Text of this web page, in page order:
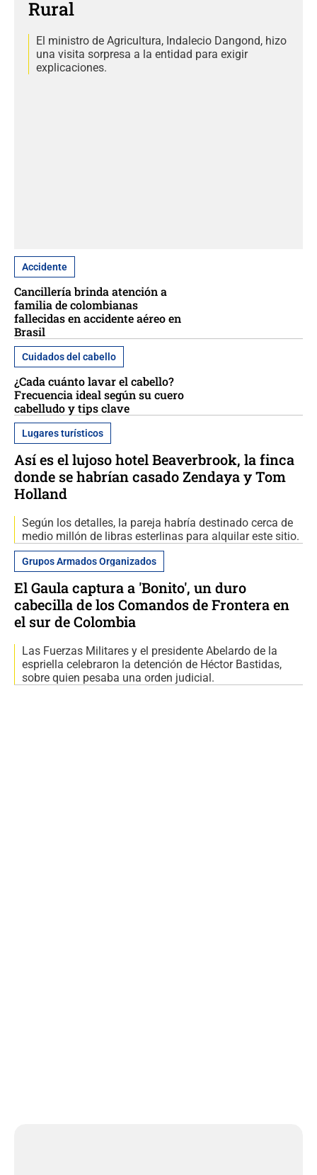
Rural
El ministro de Agricultura, Indalecio Dangond, hizo
una visita sorpresa a la entidad para exigir
explicaciones.
Accidente
Cancillería brinda atención a
familia de colombianas
fallecidas en accidente aéreo en
Brasil
Cuidados del cabello
¿Cada cuánto lavar el cabello?
Frecuencia ideal según su cuero
cabelludo y tips clave
Lugares turísticos
Así es el lujoso hotel Beaverbrook, la finca
donde se habrían casado Zendaya y Tom
Holland
Según los detalles, la pareja habría destinado cerca de
medio millón de libras esterlinas para alquilar este sitio.
Grupos Armados Organizados
El Gaula captura a 'Bonito', un duro
cabecilla de los Comandos de Frontera en
el sur de Colombia
Las Fuerzas Militares y el presidente Abelardo de la
espriella celebraron la detención de Héctor Bastidas,
sobre quien pesaba una orden judicial.